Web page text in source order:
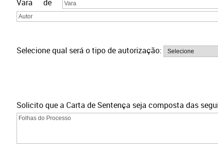
Vara de
Selecione qual será o tipo de autorização:
Solicito que a Carta de Sentença seja composta das